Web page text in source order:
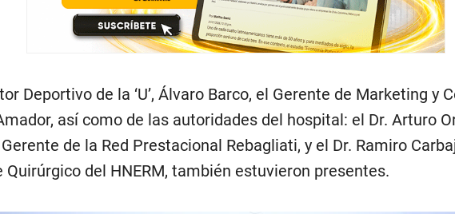
Deportivo de la ‘U’, Álvaro Barco, el Gerente de Marketing y
así como de las autoridades del hospital: el Dr. Arturo
de la Red Prestacional Rebagliati, y el Dr. Ramiro
Quirúrgico del HNERM, también estuvieron presentes.